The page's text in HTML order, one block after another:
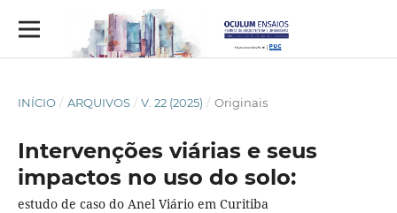
INÍCIO / ARQUIVOS / V. 22 (2025) / Originais
Intervenções viárias e seus
impactos no uso do solo:
estudo de caso do Anel Viário em Curitiba